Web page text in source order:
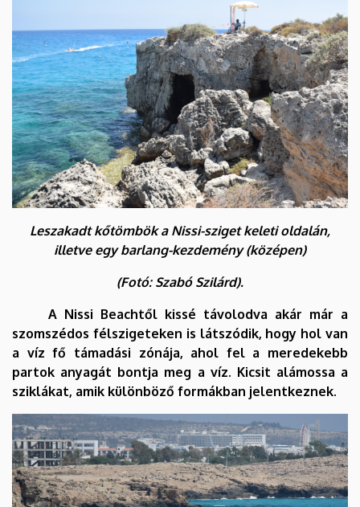
Leszakadt kőtömbök a Nissi-sziget keleti oldalán,
illetve egy barlang-kezdemény (középen)
(Fotó: Szabó Szilárd).
A Nissi Beachtől kissé távolodva akár már a
szomszédos félszigeteken is látszódik, hogy hol van
a víz fő támadási zónája, ahol fel a meredekebb
partok anyagát bontja meg a víz. Kicsit alámossa a
sziklákat, amik különböző formákban jelentkeznek.